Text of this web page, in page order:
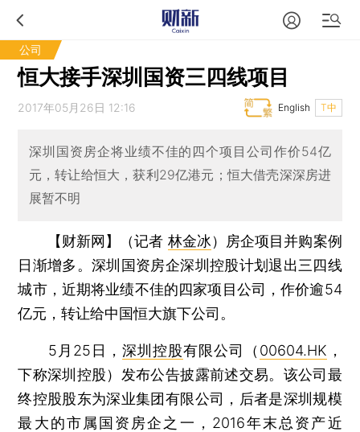
公司
恒大接手深圳国资三四线项目
2017年05月26日 12:16 T中
English
深圳国资房企将业绩不佳的四个项目公司作价54亿
元，转让给恒大，获利29亿港元；恒大借壳深深房进
展暂不明
【财新网】（记者 林金冰） 房企项目并购案例
日渐增多。深圳国资房企深圳控股计划退出三四线
城市，近期将业绩不佳的四家项目公司，作价逾54
亿元，转让给中国恒大旗下公司。
5月25日，深圳控股有限公司（ 00604.HK ，
下称深圳控股）发布公告披露前述交易。该公司最
终控股股东为深业集团有限公司，后者是深圳规模
最大的市属国资房企之一，2016年末总资产近